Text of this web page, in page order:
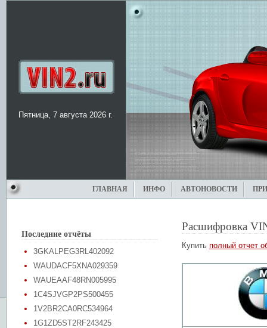
Пятница, 7 августа 2026 г.
ГЛАВНАЯ ИНФО АВТОНОВОСТИ
Последние отчёты
3GKALPEG3RL402092
WAUDACF5XNA029359
WAUEAAF48RN005995
1C4SJVGP2PS500455
1V2BR2CA0RC534964
1G1ZD5ST2RF243425
Расшифровка
Купить полный отчет